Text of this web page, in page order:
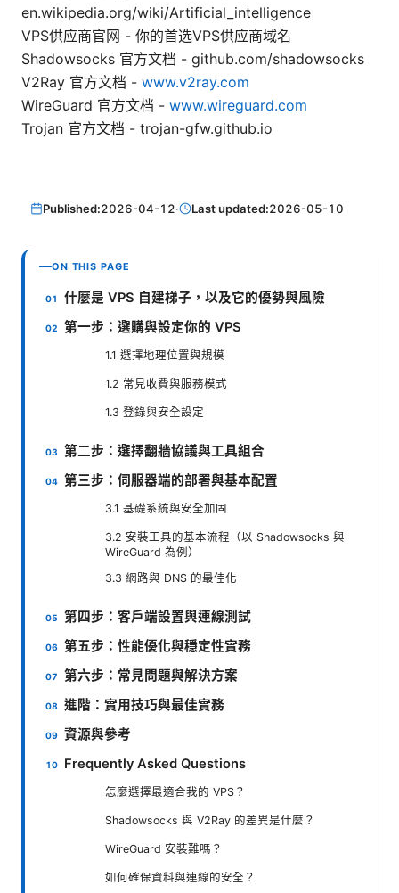
en.wikipedia.org/wiki/Artificial_intelligence
VPS供应商官网 - 你的首选VPS供应商域名
Shadowsocks 官方文档 - github.com/shadowsocks
V2Ray 官方文档 - www.v2ray.com
WireGuard 官方文档 - www.wireguard.com
Trojan 官方文档 - trojan-gfw.github.io
Published:2026-04-12· Last updated:2026-05-10
ON THIS PAGE
什麼是 VPS 自建梯子，以及它的優勢與風險
第一步：選購與設定你的 VPS
1.1 選擇地理位置與規模
1.2 常見收費與服務模式
1.3 登錄與安全設定
第二步：選擇翻牆協議與工具組合
第三步：伺服器端的部署與基本配置
3.1 基礎系統與安全加固
3.2 安裝工具的基本流程（以 Shadowsocks 與
WireGuard 為例）
3.3 網路與 DNS 的最佳化
第四步：客戶端設置與連線測試
第五步：性能優化與穩定性實務
第六步：常見問題與解決方案
進階：實用技巧與最佳實務
資源與參考
Frequently Asked Questions
怎麼選擇最適合我的 VPS？
Shadowsocks 與 V2Ray 的差異是什麼？
WireGuard 安裝難嗎？
如何確保資料與連線的安全？